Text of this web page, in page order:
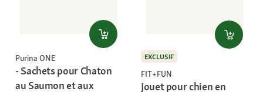
Purina ONE
- Sachets pour Chaton
au Saumon et aux
EXCLUSIF
FIT+FUN
Jouet pour chien en